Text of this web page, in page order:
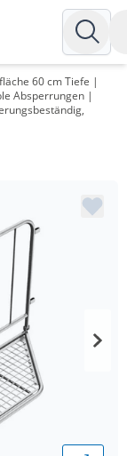
60 cm Tiefe |
Absperrungen |